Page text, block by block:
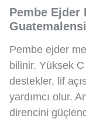
Pembe Ejder
Pembe ejder
bilinir. Yüksek C
destekler, lif
yardımcı olur.
direncini